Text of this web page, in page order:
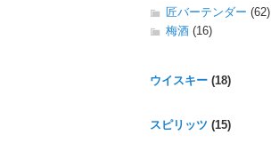
匠バーテンダー (62)
梅酒 (16)
ウイスキー (18)
スピリッツ (15)